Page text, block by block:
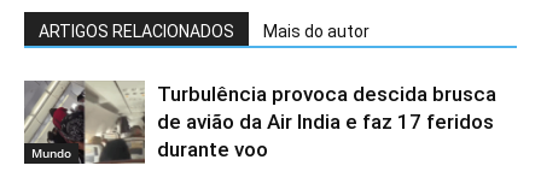
ARTIGOS RELACIONADOS Mais do autor
Mundo
Turbulência provoca descida brusca
de avião da Air India e faz 17 feridos
durante voo